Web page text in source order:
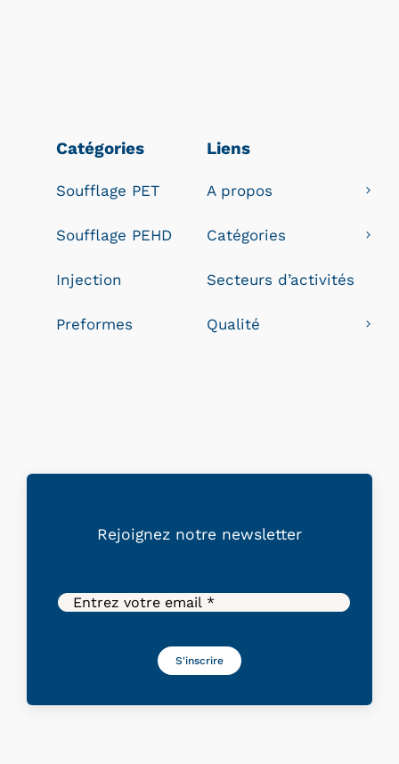
Catégories
Soufflage PET
Soufflage PEHD
Injection
Preformes
Liens
A propos
Catégories
Secteurs d’activités
Qualité
Rejoignez notre newsletter
S'inscrire